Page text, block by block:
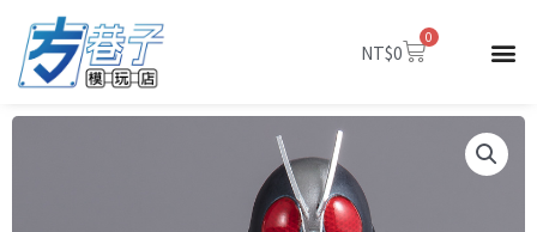
NT$0
0
購